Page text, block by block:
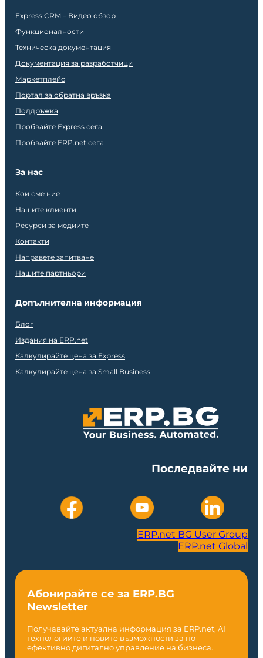
Express CRM – Видео обзор
Функционалности
Техническа документация
Документация за разработчици
Маркетплейс
Портал за обратна връзка
Поддръжка
Пробвайте Express сега
Пробвайте ERP.net сега
За нас
Кои сме ние
Нашите клиенти
Ресурси за медиите
Контакти
Направете запитване
Нашите партньори
Допълнителна информация
Блог
Издания на ERP.net
Калкулирайте цена за Express
Калкулирайте цена за Small Business
Последвайте ни
ERP.net BG User Group
ERP.net Global
Абонирайте се за ERP.BG
Newsletter
Получавайте актуална информация за ERP.net, AI
технологиите и новите възможности за по-
ефективно дигитално управление на бизнеса.